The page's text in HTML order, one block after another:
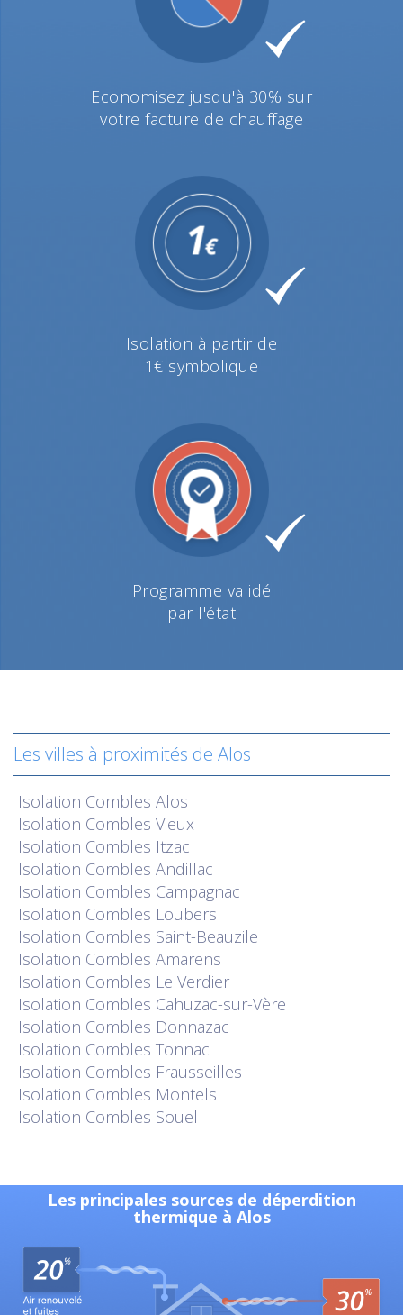
Economisez jusqu'à 30% sur
votre facture de chauffage
Isolation à partir de
1€ symbolique
Programme validé
par l'état
Les villes à proximités de Alos
Isolation Combles Alos
Isolation Combles Vieux
Isolation Combles Itzac
Isolation Combles Andillac
Isolation Combles Campagnac
Isolation Combles Loubers
Isolation Combles Saint-Beauzile
Isolation Combles Amarens
Isolation Combles Le Verdier
Isolation Combles Cahuzac-sur-Vère
Isolation Combles Donnazac
Isolation Combles Tonnac
Isolation Combles Frausseilles
Isolation Combles Montels
Isolation Combles Souel
Les principales sources de déperdition
thermique à Alos